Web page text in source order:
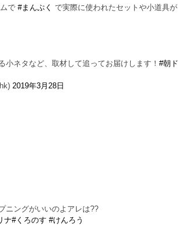
で #まんぷく で実際に使われたセットや小道具が
ネタなど、取材して追ってお届けします！ #朝ド
2019年3月28日
ニングがいいのよアレは??
ナ#くろのす #けんろう